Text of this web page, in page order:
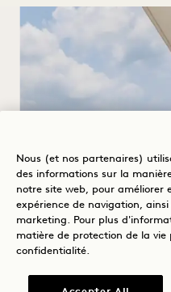
ACCUEIL À
Buffet de petit-
Service de
31 octobre 2026
Nous (et nos partenaires)
des informations sur la
notre site web, pour améliorer
expérience de navigation,
marketing. Pour plus
matière de protection de la vie
confidentialité.